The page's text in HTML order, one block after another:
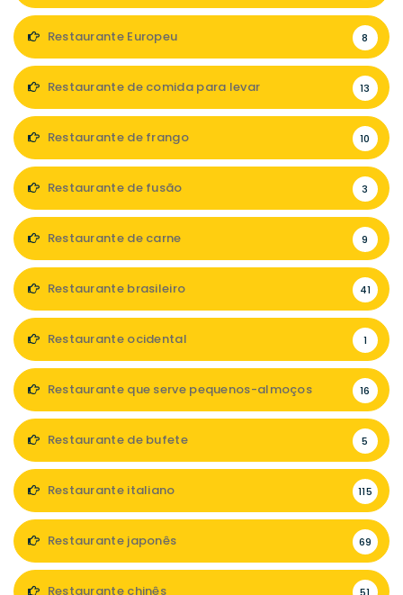
Restaurante Europeu 8
Restaurante de comida para levar 13
Restaurante de frango 10
Restaurante de fusão 3
Restaurante de carne 9
Restaurante brasileiro 41
Restaurante ocidental 1
Restaurante que serve pequenos-almoços 16
Restaurante de bufete 5
Restaurante italiano 115
Restaurante japonês 69
Restaurante chinês